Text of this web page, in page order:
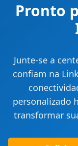
Pronto
Junte-se a
confiam na
personalizado
transformar